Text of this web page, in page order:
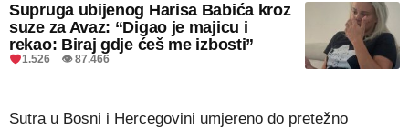
Supruga ubijenog Harisa Babića kroz
suze za Avaz: “Digao je majicu i
rekao: Biraj gdje ćeš me izbosti”
1.526 👁 87.466
Sutra u Bosni i Hercegovini umjereno do pretežno